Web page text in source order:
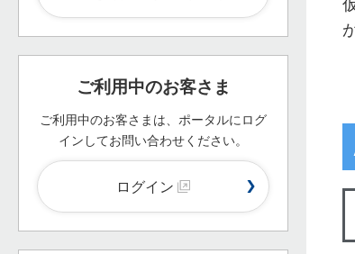
ご利用中のお客さま
ご利用中のお客さまは、ポータルにログ
インしてお問い合わせください。
ログイン